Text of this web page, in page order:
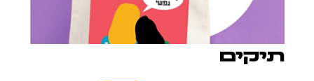
תיקים